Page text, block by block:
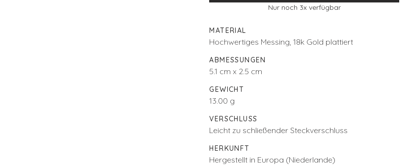
Nur noch 3x verfügbar
MATERIAL
Hochwertiges Messing, 18k Gold plattiert
ABMESSUNGEN
5.1 cm x 2.5 cm
GEWICHT
13.00 g
VERSCHLUSS
Leicht zu schließender Steckverschluss
HERKUNFT
Hergestellt in Europa (Niederlande)